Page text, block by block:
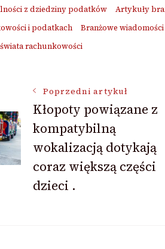
z dziedziny podatków Artykuły
i podatkach
Branżowe
rachunkowości
Poprzedni artykuł
Kłopoty powiązane z
kompatybilną
wokalizacją dotykają
coraz większą części
dzieci .